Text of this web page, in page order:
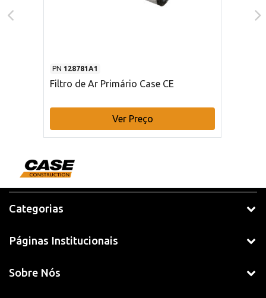
PN 128781A1
Filtro de Ar Primário Case CE
Ver Preço
Categorias
Páginas Institucionais
Sobre Nós